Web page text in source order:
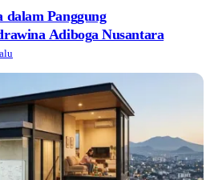
dalam Panggung
Adiboga Nusantara